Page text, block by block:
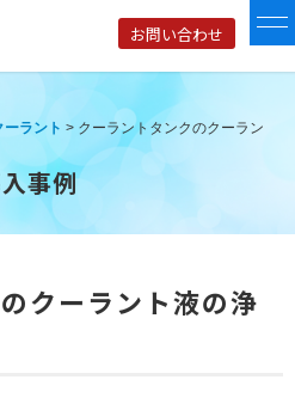
お問い合わせ
ーラント > クーラントタンクのクーラン
事例
クーラント液の浄